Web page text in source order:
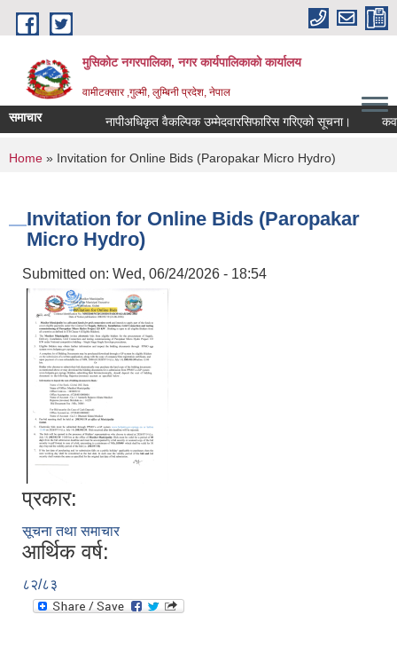
Skip to main content
मुसिकोट नगरपालिका, नगर कार्यपालिकाकाे कार्यालय
वामीटक्सार ,गुल्मी, लुम्बिनी प्रदेश, नेपाल
समाचार नापीअधिकृत वैकल्पिक उम्मेदवारसिफारिस गरिएको सूचना। कवाडी
You are here
Home » Invitation for Online Bids (Paropakar Micro Hydro)
Invitation for Online Bids (Paropakar
Micro Hydro)
Submitted on: Wed, 06/24/2026 - 18:54
प्रकार:
सूचना तथा समाचार
आर्थिक वर्ष:
८२/८३